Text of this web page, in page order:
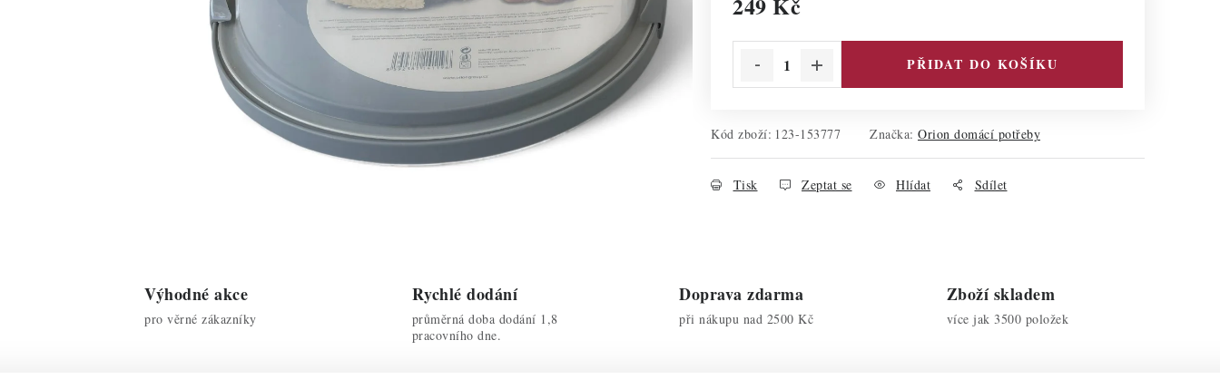
PŘIDAT DO KOŠÍKU
Kód zboží: 123-153777 Značka: Orion domácí potřeby
Tisk Zeptat se Hlídat Sdílet
Výhodné akce
pro věrné zákazníky
Rychlé dodání
průměrná doba dodání 1,8
pracovního dne.
Doprava zdarma
při nákupu nad 2500 Kč
Zboží skladem
více jak 3500 položek